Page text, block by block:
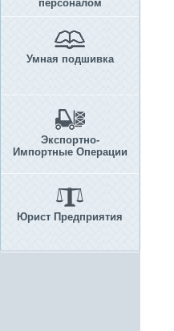
персоналом
Умная подшивка
Экспортно-
Импортные Операции
Юрист Предприятия